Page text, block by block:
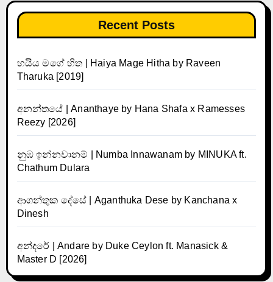
Recent Posts
හයිය මගේ හිත | Haiya Mage Hitha by Raveen
Tharuka [2019]
අනන්තයේ | Ananthaye by Hana Shafa x Ramesses
Reezy [2026]
නුඹ ඉන්නවානම් | Numba Innawanam by MINUKA ft.
Chathum Dulara
ආගන්තුක දේසේ | Aganthuka Dese by Kanchana x
Dinesh
අන්දරේ | Andare by Duke Ceylon ft. Manasick &
Master D [2026]